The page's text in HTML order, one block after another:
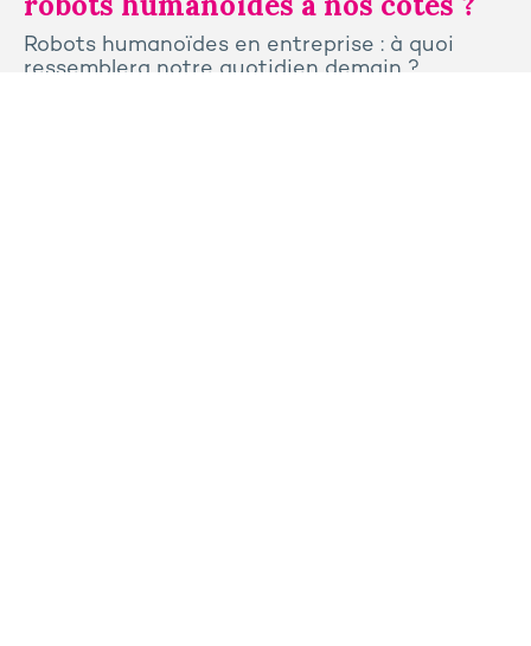
Robots humanoïdes en entreprise : à quoi
ressemblera notre quotidien demain ?